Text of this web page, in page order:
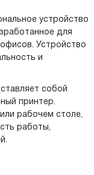
устройство
для
Устройство
и
собой
принтер.
рабочем столе,
работы,